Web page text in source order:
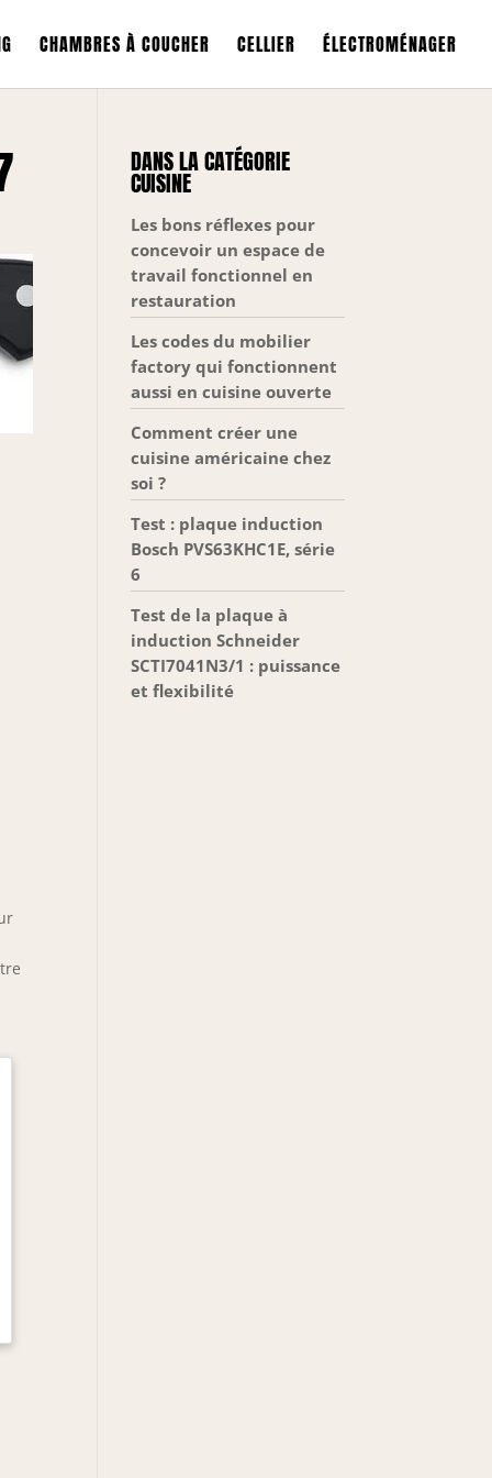
CHAMBRES À COUCHER CELLIER ÉLECTROMÉNAGER
DANS LA CATÉGORIE
CUISINE
Les bons réflexes pour
concevoir un espace de
travail fonctionnel en
restauration
Les codes du mobilier
factory qui fonctionnent
aussi en cuisine ouverte
Comment créer une
cuisine américaine chez
soi ?
Test : plaque induction
Bosch PVS63KHC1E, série
6
Test de la plaque à
induction Schneider
SCTI7041N3/1 : puissance
et flexibilité